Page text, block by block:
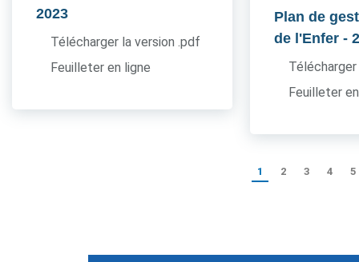
2023
Télécharger la version .pdf
Feuilleter en ligne
Plan de
de l'Enfer -
Feuilleter
1 2 3 4 5